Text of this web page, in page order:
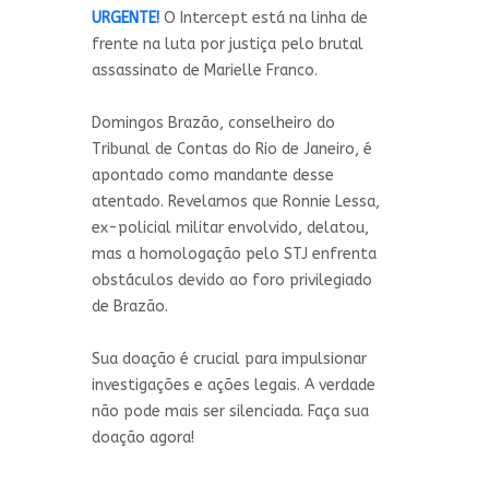
URGENTE! O Intercept está na linha de
frente na luta por justiça pelo brutal
assassinato de Marielle Franco.
Domingos Brazão, conselheiro do
Tribunal de Contas do Rio de Janeiro, é
apontado como mandante desse
atentado. Revelamos que Ronnie Lessa,
ex-policial militar envolvido, delatou,
mas a homologação pelo STJ enfrenta
obstáculos devido ao foro privilegiado
de Brazão.
Sua doação é crucial para impulsionar
investigações e ações legais. A verdade
não pode mais ser silenciada. Faça sua
doação agora!